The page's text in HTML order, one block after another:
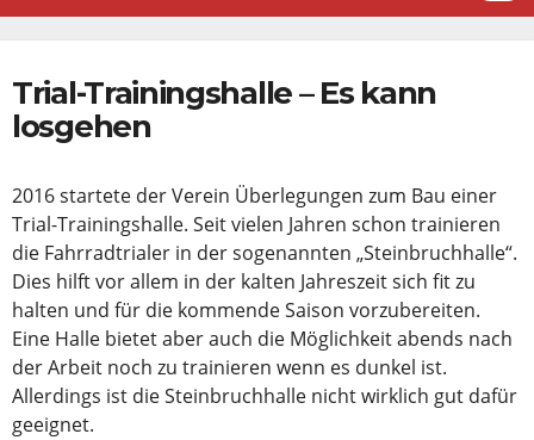
Trial-Trainingshalle – Es kann
losgehen
2016 startete der Verein Überlegungen zum Bau einer
Trial-Trainingshalle. Seit vielen Jahren schon trainieren
die Fahrradtrialer in der sogenannten „Steinbruchhalle“.
Dies hilft vor allem in der kalten Jahreszeit sich fit zu
halten und für die kommende Saison vorzubereiten.
Eine Halle bietet aber auch die Möglichkeit abends nach
der Arbeit noch zu trainieren wenn es dunkel ist.
Allerdings ist die Steinbruchhalle nicht wirklich gut dafür
geeignet.